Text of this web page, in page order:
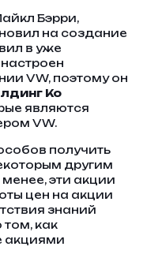
Бэрри,
на создание
в уже
VW, поэтому он
Ко
являются
VW.
получить
другим
эти акции
цен на акции
знаний
том, как
акциями